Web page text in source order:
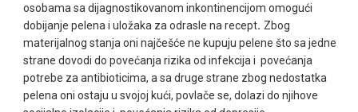
osobama sa dijagnostikovanom inkontinencijom omogući
dobijanje pelena i uložaka za odrasle na recept. Zbog
materijalnog stanja oni najčešće ne kupuju pelene što sa jedne
strane dovodi do povećanja rizika od infekcija i povećanja
potrebe za antibioticima, a sa druge strane zbog nedostatka
pelena oni ostaju u svojoj kući, povlače se, dolazi do njihove